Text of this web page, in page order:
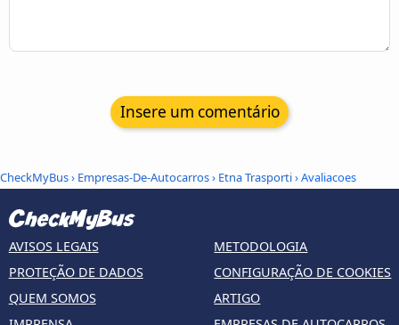
Insere um comentário
CheckMyBus› Empresas-De-Autocarros› Etna Trasporti› Avaliacoes
AVISOS LEGAIS
PROTEÇÃO DE DADOS
QUEM SOMOS
METODOLOGIA
CONFIGURAÇÃO DE COOKIES
ARTIGO